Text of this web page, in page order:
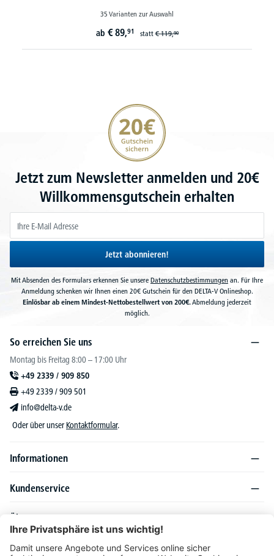
35 Varianten zur Auswahl
ab € 89,91 statt€ 119,90
20€ Gutschein sichern
Jetzt zum Newsletter anmelden und 20€
Willkommensgutschein erhalten
Jetzt abonnieren!
Mit Absenden des Formulars erkennen Sie unsere Datenschutzbestimmungen an. Für Ihre
Anmeldung schenken wir Ihnen einen 20€ Gutschein für den DELTA-V Onlineshop.
Einlösbar ab einem Mindest-Nettobestellwert von 200€.Abmeldung jederzeit
möglich.
So erreichen Sie uns
Montag bis Freitag 8:00 – 17:00 Uhr
+49 2339 / 909 850
+49 2339 / 909 501
info@delta-v.de
Oder über unser Kontaktformular.
Informationen
Kundenservice
Über DELTA-V
Produktsortiment